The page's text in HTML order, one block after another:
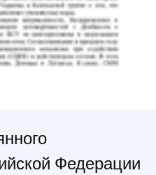
Федерации